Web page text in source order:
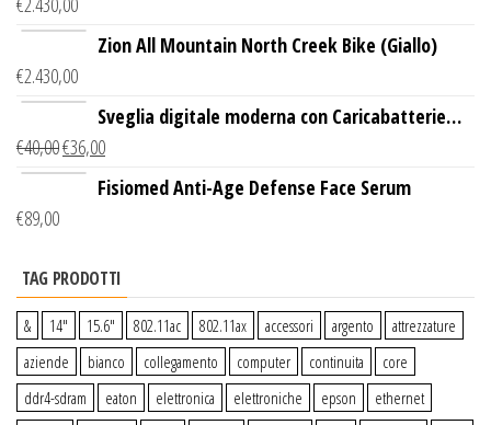
Zion All Mountain North Creek Bike (Giallo)
€2.430,00
Sveglia digitale moderna con Caricabatterie
Wireless Qi
€40,00€36,00
Fisiomed Anti-Age Defense Face Serum
€89,00
TAG PRODOTTI
& 14″ 15.6″ 802.11ac 802.11ax accessori argento
attrezzature
aziende
bianco collegamento computer continuita
core
ddr4-sdram
eaton elettronica elettroniche epson
ethernet